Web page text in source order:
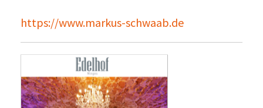
https://www.markus-schwaab.de